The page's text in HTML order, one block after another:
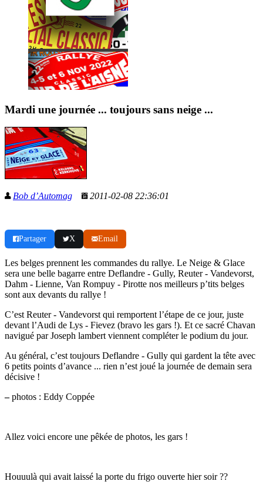
Mardi une journée ... toujours sans neige ...
Bob d’Automag 2011-02-08 22:36:01
Partager X Email
Les belges prennent les commandes du rallye. Le Neige & Glace
sera une belle bagarre entre Deflandre - Gully, Reuter - Vandevorst,
Dahm - Lienne, Van Rompuy - Pirotte nos meilleurs p’tits belges
sont aux devants du rallye !
C’est Reuter - Vandevorst qui remportent l’étape de ce jour, juste
devant l’Audi de Lys - Fievez (bravo les gars !). Et ce sacré Chavan
navigué par Joseph lambert viennent compléter le podium du jour.
Au général, c’est toujours Deflandre - Gully qui gardent la tête avec
6 petits points d’avance ... rien n’est joué la journée de demain sera
décisive !
–photos : Eddy Coppée
Allez voici encore une pêkée de photos, les gars !
Houuulà qui avait laissé la porte du frigo ouverte hier soir ??